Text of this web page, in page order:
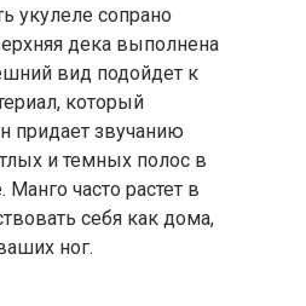
укулеле сопрано
дека выполнена
вид подойдет к
который
придает звучанию
и темных полос в
часто растет в
себя как дома,
ног.